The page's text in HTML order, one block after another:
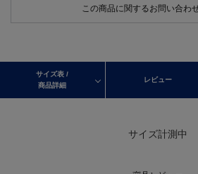
この商品に関するお問い合わ
サイズ表 /
商品詳細
レビュー
サイズ計測中